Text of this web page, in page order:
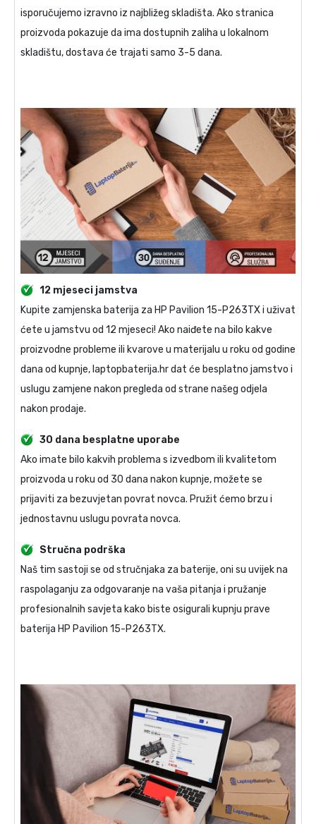
isporučujemo izravno iz najbližeg skladišta. Ako stranica
proizvoda pokazuje da ima dostupnih zaliha u lokalnom
skladištu, dostava će trajati samo 3-5 dana.
12 mjeseci jamstva
Kupite zamjenska baterija za HP Pavilion 15-P263TXi uživat
ćete u jamstvu od 12 mjeseci! Ako naiđete na bilo kakve
proizvodne probleme ili kvarove u materijalu u roku od godine
dana od kupnje, laptopbaterija.hr dat će besplatno jamstvo i
uslugu zamjene nakon pregleda od strane našeg odjela
nakon prodaje.
30 dana besplatne uporabe
Ako imate bilo kakvih problema s izvedbom ili kvalitetom
proizvoda u roku od 30 dana nakon kupnje, možete se
prijaviti za bezuvjetan povrat novca. Pružit ćemo brzu i
jednostavnu uslugu povrata novca.
Stručna podrška
Naš tim sastoji se od stručnjaka za baterije, oni su uvijek na
raspolaganju za odgovaranje na vaša pitanja i pružanje
profesionalnih savjeta kako biste osigurali kupnju prave
baterija HP Pavilion 15-P263TX.